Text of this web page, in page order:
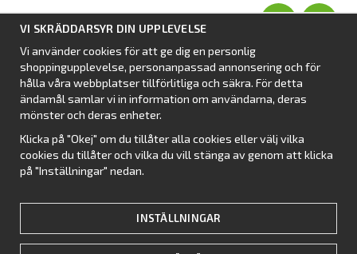
Dometic Stuga Rest
Isabellas Året runt tält Villa
Förtält från Dometic
Förtält Isabella
Förtält från SvenskaTält
Nyhet: Campingtält
VI SKRÄDDARSYR DIN UPPLEVELSE
Vi använder cookies för att ge dig en personlig
shoppingupplevelse, personanpassad annonsering och för
hålla våra webbplatser tillförlitliga och säkra. För detta
ändamål samlar vi in information om användarna, deras
mönster och deras enheter.
Klicka på "Okej" om du tillåter alla cookies eller välj vilka
cookies du tillåter och vilka du vill stänga av genom att klicka
på "Inställningar" nedan.
INSTÄLLNINGAR